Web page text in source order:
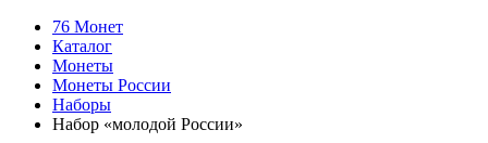
76 Монет
Каталог
Монеты
Монеты России
Наборы
Набор «молодой России»